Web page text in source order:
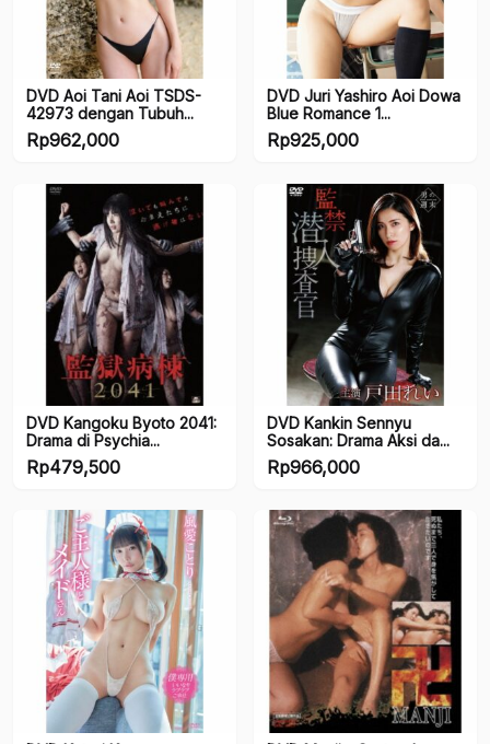
DVD Aoi Tani Aoi TSDS-
42973 dengan Tubuh...
Rp962,000
DVD Juri Yashiro Aoi Dowa
Blue Romance 1...
Rp925,000
DVD Kangoku Byoto 2041:
Drama di Psychia...
Rp479,500
DVD Kankin Sennyu
Sosakan: Drama Aksi da...
Rp966,000